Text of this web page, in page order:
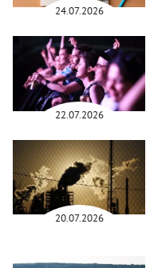
24.07.2026
22.07.2026
20.07.2026